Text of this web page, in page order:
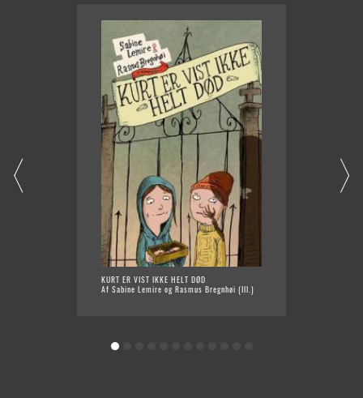
KURT ER VIST IKKE HELT DØD
Af Sabine Lemire og Rasmus Bregnhøi (Ill.)